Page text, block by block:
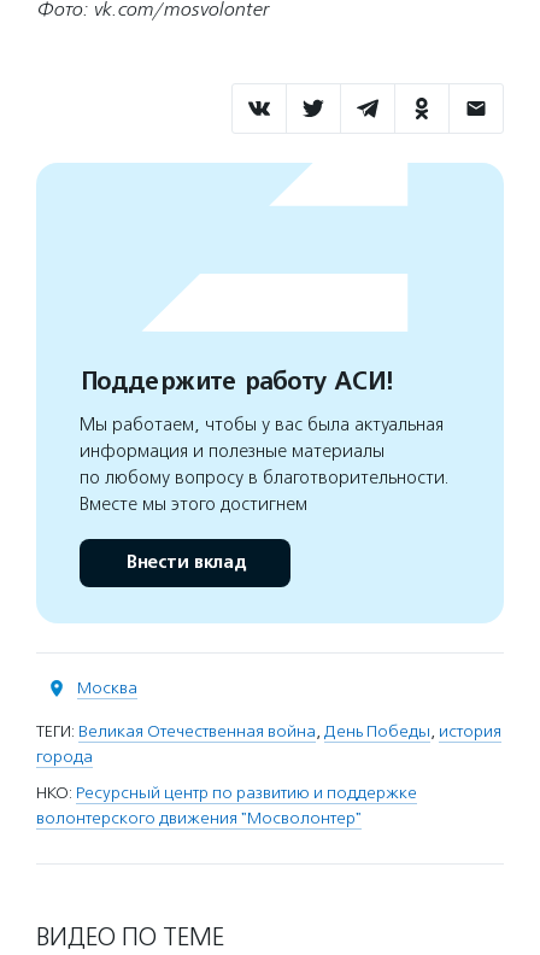
Фото: vk.com/mosvolonter
Поддержите работу АСИ!
Мы работаем, чтобы у вас была актуальная
информация и полезные материалы
по любому вопросу в благотворительности.
Вместе мы этого достигнем
Внести вклад
Москва
ТЕГИ: Великая Отечественная война, День Победы, история
города
НКО: Ресурсный центр по развитию и поддержке
волонтерского движения "Мосволонтер"
ВИДЕО ПО ТЕМЕ